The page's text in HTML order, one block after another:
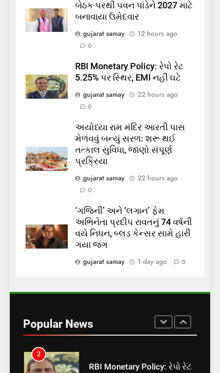
બેઠક પરથી પવન પાંડેને 2027 માટે
બનાવાયા ઉમેદવાર
gujarat samay
12 hours ago
0
RBI Monetary Policy: રેપો રેટ
5.25% પર સ્થિર, EMI નહીં ઘટે
gujarat samay
22 hours ago
0
અયોધ્યા રામ મંદિર આરતી પાસ
મેળવવું બન્યું સરળ: શરૂ થઈ
તત્કાલ સુવિધા, જાણો સંપૂર્ણ
પ્રક્રિયા
gujarat samay
22 hours ago
0
‘ગજિની’ અને ‘લગાન’ ફેમ
અભિનેતા પ્રદીપ રાવતનું 74 વર્ષની
વયે નિધન, બ્લડ કેન્સર સામે હારી
ગયા જંગ
gujarat samay
1 day ago 0
Popular News
5
કોડીનારના છારા દરિયાકાંઠે પાંચ
લાપતા
GUJARAT TOP NEWS
6
પાસપોર્ટ વેરિફિકેશન માટે હવે
મુક્તિ,ગુજરાતમાં વેરિફિકેશન
પ્રક્રિયા બની સરળ
GUJARAT TOP NEWS
7
નોંધણી બિલ2026’ ધ્વનિમતથી
8
શું તમારું મધ કે ઘી ખરેખર શુદ્ધ
છે? FSSAIએ ડાબરના દાવાઓની
પોલ ખોલી, મૂક્યો પ્રતિબંધ
INDIA TOP NEWS
બેઠક પરથી પવન પાંડેને 2027
માટે બનાવાયા ઉમેદવાર
INDIA
2
RBI Monetary Policy: રેપો રેટ